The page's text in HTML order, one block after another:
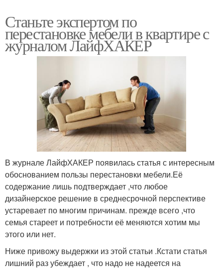
Станьте экспертом по
перестановке мебели в квартире с
журналом ЛайфХАКЕР
В журнале ЛайфХАКЕР появилась статья с интересным
обоснованием пользы перестановки мебели.Её
содержание лишь подтверждает ,что любое
дизайнерское решение в среднесрочной перспективе
устаревает по многим причинам. прежде всего ,что
семья стареет и потребности её меняются хотим мы
этого или нет.
Ниже привожу выдержки из этой статьи .Кстати статья
лишний раз убеждает , что надо не надеется на